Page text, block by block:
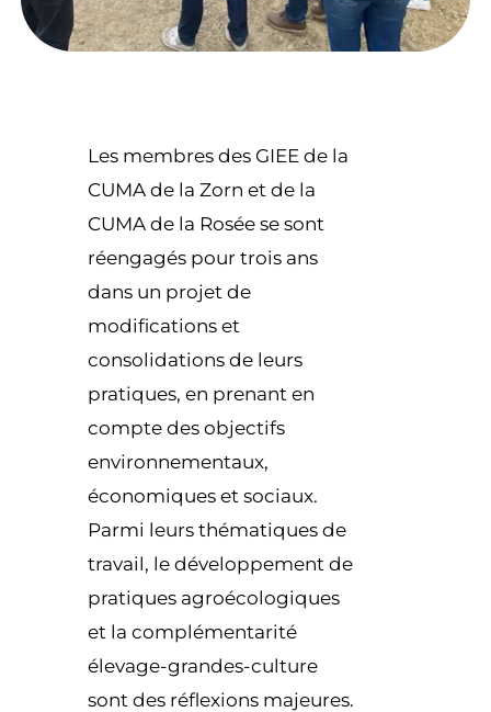
Les membres des GIEE de la
CUMA de la Zorn et de la
CUMA de la Rosée se sont
réengagés pour trois ans
dans un projet de
modifications et
consolidations de leurs
pratiques, en prenant en
compte des objectifs
environnementaux,
économiques et sociaux.
Parmi leurs thématiques de
travail, le développement de
pratiques agroécologiques
et la complémentarité
élevage-grandes-culture
sont des réflexions majeures.